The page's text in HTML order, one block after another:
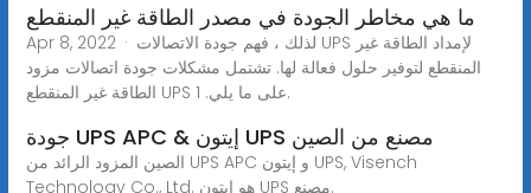
ما هي مخاطر الجودة في مصدر الطاقة غير المنقطع
Apr 8, 2022 · لذلك ، فهم جودة الاتصالات UPS لإمداد الطاقة غير
المنقطع لتوفير حلول فعالة لها. تشتمل مشكلات جودة اتصالات مزود
الطاقة غير المنقطع UPS على ما يلي. 1.
جودة UPS APC & إيتون UPS مصنع من الصين
الصين المزود الرائد من UPS APC و إيتون UPS, Visench
Technology Co., Ltd. هو إيتون UPS مصنع.